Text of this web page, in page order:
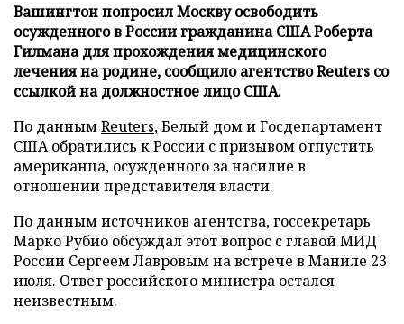
Вашингтон попросил Москву освободить
осужденного в России гражданина США Роберта
Гилмана для прохождения медицинского
лечения на родине, сообщило агентство Reuters со
ссылкой на должностное лицо США.
По даннымReuters, Белый дом и Госдепартамент
США обратились к России с призывом отпустить
американца, осужденного за насилие в
отношении представителя власти.
По данным источников агентства, госсекретарь
Марко Рубио обсуждал этот вопрос с главой МИД
России Сергеем Лавровым на встрече в Маниле 23
июля. Ответ российского министра остался
неизвестным.